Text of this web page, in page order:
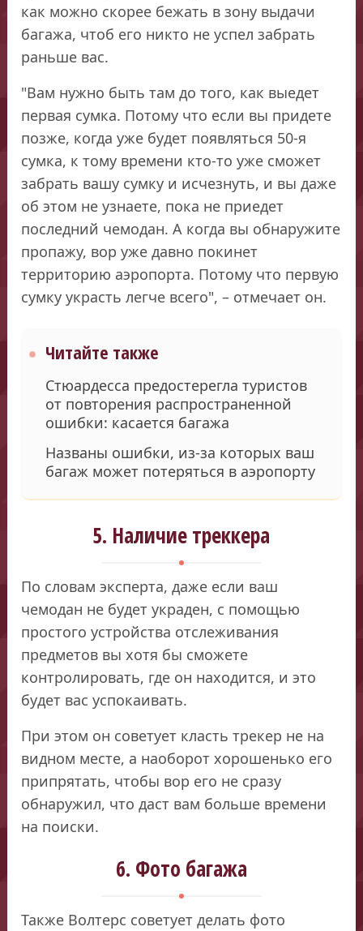
как можно скорее бежать в зону выдачи
багажа, чтоб его никто не успел забрать
раньше вас.
"Вам нужно быть там до того, как выедет
первая сумка. Потому что если вы придете
позже, когда уже будет появляться 50-я
сумка, к тому времени кто-то уже сможет
забрать вашу сумку и исчезнуть, и вы даже
об этом не узнаете, пока не приедет
последний чемодан. А когда вы обнаружите
пропажу, вор уже давно покинет
территорию аэропорта. Потому что первую
сумку украсть легче всего", – отмечает он.
Читайте также
Стюардесса предостерегла туристов
от повторения распространенной
ошибки: касается багажа
Названы ошибки, из-за которых ваш
багаж может потеряться в аэропорту
5. Наличие треккера
По словам эксперта, даже если ваш
чемодан не будет украден, с помощью
простого устройства отслеживания
предметов вы хотя бы сможете
контролировать, где он находится, и это
будет вас успокаивать.
При этом он советует класть трекер не на
видном месте, а наоборот хорошенько его
припрятать, чтобы вор его не сразу
обнаружил, что даст вам больше времени
на поиски.
6. Фото багажа
Также Волтерс советует делать фото